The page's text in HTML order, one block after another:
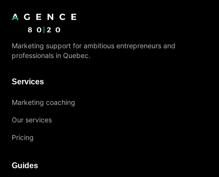
Marketing support for ambitious entrepreneurs and
professionals in Quebec.
Services
Marketing coaching
Our services
Pricing
Guides